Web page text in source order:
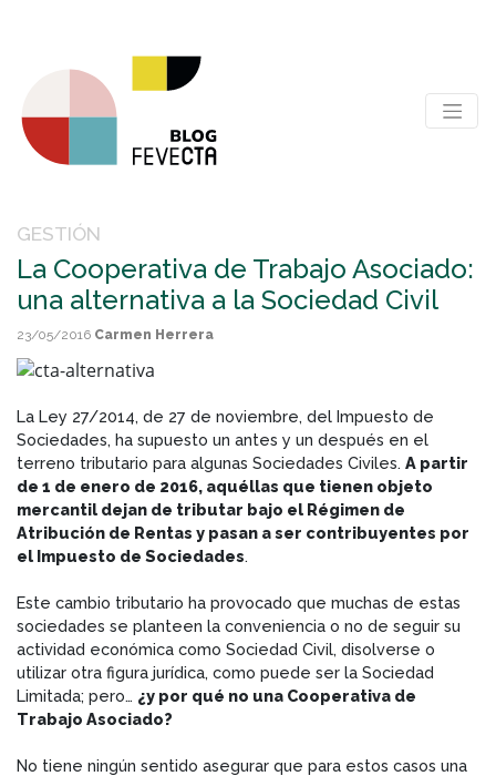
GESTIÓN
La Cooperativa de Trabajo Asociado:
una alternativa a la Sociedad Civil
23/05/2016 Carmen Herrera
La Ley 27/2014, de 27 de noviembre, del Impuesto de
Sociedades, ha supuesto un antes y un después en el
terreno tributario para algunas Sociedades Civiles. A partir
de 1 de enero de 2016, aquéllas que tienen objeto
mercantil dejan de tributar bajo el Régimen de
Atribución de Rentas y pasan a ser contribuyentes por
el Impuesto de Sociedades.
Este cambio tributario ha provocado que muchas de estas
sociedades se planteen la conveniencia o no de seguir su
actividad económica como Sociedad Civil, disolverse o
utilizar otra figura jurídica, como puede ser la Sociedad
Limitada; pero… ¿y por qué no una Cooperativa de
Trabajo Asociado?
No tiene ningún sentido asegurar que para estos casos una